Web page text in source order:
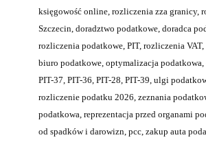
księgowość online, rozliczenia zza granicy,
Szczecin, doradztwo podatkowe, doradca
rozliczenia podatkowe, PIT, rozliczenia VAT,
biuro podatkowe, optymalizacja podatkowa,
PIT-37, PIT-36, PIT-28, PIT-39, ulgi
rozliczenie podatku 2026, zeznania
podatkowa, reprezentacja przed organami
od spadków i darowizn, pcc, zakup auta